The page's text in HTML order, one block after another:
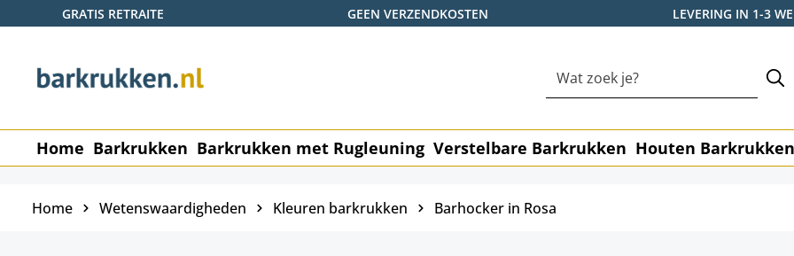
de hoofdinhoud
Ga naar de zoekopdracht
Ga naar de hoofdnavigatie
GRATIS RETRAITE GEEN VERZENDKOSTEN LEVERING IN 1-3
Home Barkrukken Barkrukken met Rugleuning Verstelbare Barkrukken Houten Barkrukken
Home Wetenswaardigheden Kleuren barkrukken Barhocker in Rosa